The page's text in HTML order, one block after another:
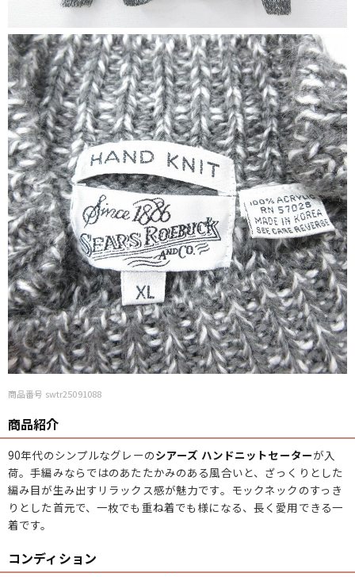
お客様の声
レビュー1万件突破
お気に入りリスト
会員登録
メルマガ登録
会社概要
店舗一覧
古着卸売
特定商取引法に基づく表示
プライバシーポリシー
お問い合わせ
商品番号 swtr25091088
商品紹介
90年代のシンプルなグレーのシアーズ ハンドニットセーターが入
荷。手編みならではのあたたかみのある風合いと、ざっくりとした
編み目が生み出すリラックス感が魅力です。モックネックのすっき
りとした首元で、一枚でも重ね着でも様になる、長く愛用できる一
着です。
コンディション